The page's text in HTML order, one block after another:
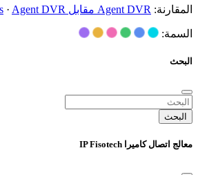
المقارنة: Agent DVR مقابل Blue Iris · Agent DVR مقابل Frigate
السمة:
البحث
البحث
معالج اتصال كاميرا IP Fisotech